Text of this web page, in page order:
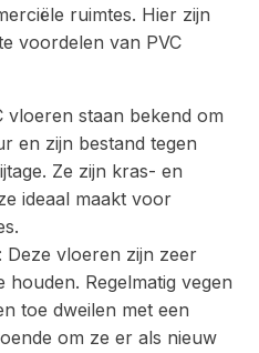
ruimtes. Hier zijn
voordelen van PVC
vloeren staan bekend om
en zijn bestand tegen
Ze zijn kras- en
ideaal maakt voor
: Deze vloeren zijn zeer
Regelmatig vegen
toe dweilen met een
om ze er als nieuw